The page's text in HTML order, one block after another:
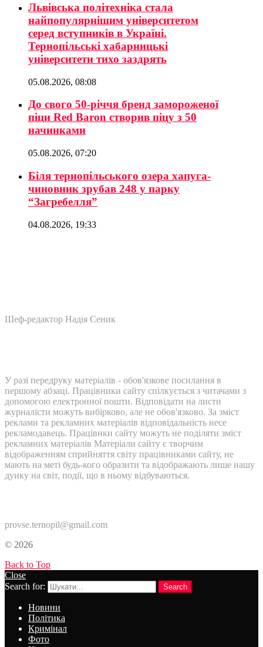
Львівська політехніка стала
найпопулярнішим університетом
серед вступників в Україні.
Тернопільські хабарницькі
університети тихо заздрять
05.08.2026, 08:08
До свого 50-річчя бренд замороженої
піци Red Baron створив піцу з 50
начинками
05.08.2026, 07:20
Біля тернопільського озера хапуга-
чиновник зрубав 248 у парку
“Загребелля”
04.08.2026, 19:33
Шеф-редактор Надія Сеник
У разі передруку матеріалів - обов'язкове посилання в
першому абзаці. Працівники сайту спілкується з читачами з
допомогою електронної пошти. Відповідати на листи
журналісти можуть вибірково, але не обов'язково. За зміст
реклами та рекламних матеріалів відповідальність несе
рекламодавець. Працівнки сайту можуть не поділяти зміст
рекламних матеріалів Матеріали сайту є творчим
відображенням сприйняття світу працівниками сайту, не
мають на меті будь-кого образити та відображають лише нашу
дуику на світ, події, що в ньому відбуваються.
provse.ternopil@gmail.com
© 2026
Back to Top
Close
Search for:
Search
Новини
Політика
Кримінал
Фото